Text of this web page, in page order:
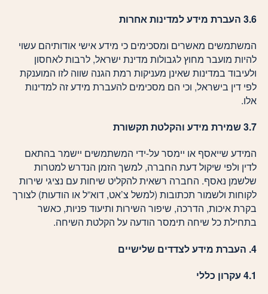
3.6 העברת מידע למדינות אחרות
המשתמשים מאשרים ומסכימים כי מידע אישי אודותיהם עשוי
להיות מועבר מחוץ לגבולות מדינת ישראל, לרבות לאחסון
ולעיבוד במדינות שאינן מעניקות רמת הגנה שווה לזו המוענקת
לפי דין בישראל, וכי הם מסכימים להעברת מידע זה למדינות
אלו.
3.7 שמירת מידע והקלטת תקשורת
המידע שייאסף או יימסר על-ידי המשתמשים יישמר בהתאם
לדין ולפי שיקול דעת החברה, למשך הזמן הנדרש למטרות
שלשמן נאסף. החברה רשאית להקליט שיחות עם נציגי שירות
לקוחות ולשמור תכתובות (למשל צ’אט, דוא”ל או הודעות) לצורך
בקרת איכות, הדרכה, שיפור השירות ותיעוד פניות, כאשר
בתחילת כל שיחה תימסר הודעה על הקלטת השיחה.
4. העברת מידע לצדדים שלישיים
4.1 עקרון כללי